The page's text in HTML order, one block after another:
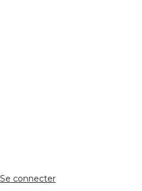
Se connecter